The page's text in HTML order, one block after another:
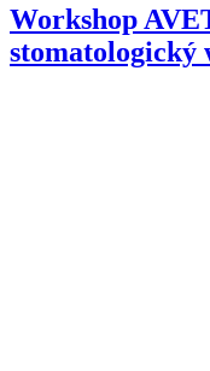
Workshop
stomatologický